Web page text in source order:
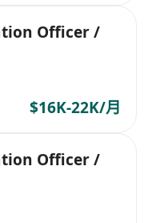
Officer /
$16K-22K/月
Officer /